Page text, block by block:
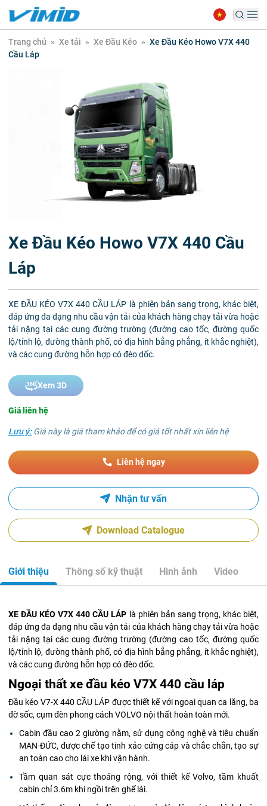
Trang chủ » Xe tải » Xe Đầu Kéo » Xe Đầu Kéo Howo V7X 440
Cầu Láp
Xe Đầu Kéo Howo V7X 440 Cầu
Láp
XE ĐẦU KÉO V7X 440 CẦU LÁP là phiên bản sang trọng, khác biệt,
đáp ứng đa dạng nhu cầu vận tải của khách hàng chạy tải vừa hoặc
tải nặng tại các cung đường trường (đường cao tốc, đường quốc
lộ/tỉnh lộ, đường thành phố, có địa hình bẳng phẳng, ít khắc nghiệt),
và các cung đường hỗn hợp có đèo dốc.
Xem 3D
Giá liên hệ
Lưu ý:Giá này là giá tham khảo để có giá tốt nhất xin liên hệ
Liên hệ ngay
Nhận tư vấn
Download Catalogue
Giới thiệu Thông số kỹ thuật Hình ảnh Video
XE ĐẦU KÉO V7X 440 CẦU LÁP là phiên bản sang trọng, khác biệt,
đáp ứng đa dạng nhu cầu vận tải của khách hàng chạy tải vừa hoặc
tải nặng tại các cung đường trường (đường cao tốc, đường quốc
lộ/tỉnh lộ, đường thành phố, có địa hình bẳng phẳng, ít khắc nghiệt),
và các cung đường hỗn hợp có đèo dốc.
Ngoại thất xe đầu kéo V7X 440 cầu láp
Đầu kéo V7-X 440 CẦU LÁP được thiết kế với ngoại quan ca lăng, ba
đờ sốc, cụm đèn phong cách VOLVO nội thất hoàn toàn mới.
Cabin đầu cao 2 giường nằm, sử dụng công nghệ và tiêu chuẩn
MAN-ĐỨC, được chế tạo tinh xảo cứng cáp và chắc chắn, tạo sự
an toàn cao cho lái xe khi vận hành.
Tầm quan sát cực thoáng rộng, với thiết kế Volvo, tầm khuất
cabin chỉ 3.6m khi ngồi trên ghế lái.